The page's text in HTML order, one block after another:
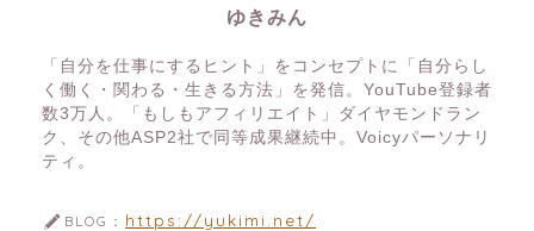
ゆきみん
「自分を仕事にするヒント」をコンセプトに「自分らし
く働く・関わる・生きる方法」を発信。YouTube登録者
数3万人。「もしもアフィリエイト」ダイヤモンドラン
ク、その他ASP2社で同等成果継続中。Voicyパーソナリ
ティ。
BLOG： https://yukimi.net/